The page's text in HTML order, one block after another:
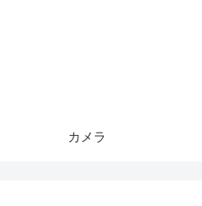
カメラ